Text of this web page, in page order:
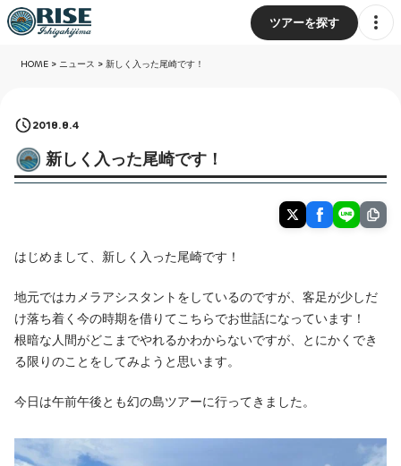
ツアーを探す
HOME> ニュース > 新しく入った尾崎です！
2018.8.4
新しく入った尾崎です！
はじめまして、新しく入った尾崎です！
地元ではカメラアシスタントをしているのですが、客足が少しだ
け落ち着く今の時期を借りてこちらでお世話になっています！
根暗な人間がどこまでやれるかわからないですが、とにかくでき
る限りのことをしてみようと思います。
今日は午前午後とも幻の島ツアーに行ってきました。